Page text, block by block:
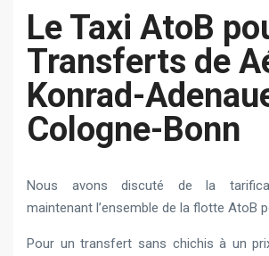
Le Taxi AtoB
Transferts de
Konrad-
Cologne-Bonn
Nous avons discuté de la
maintenant l’ensemble de la flotte AtoB
Pour un transfert sans chichis à un